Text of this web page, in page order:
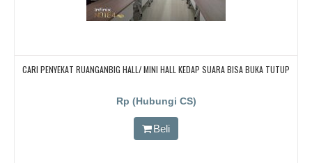
CARI PENYEKAT RUANGANBIG HALL/ MINI HALL KEDAP SUARA BISA BUKA TUTUP
Rp (Hubungi CS)
Beli